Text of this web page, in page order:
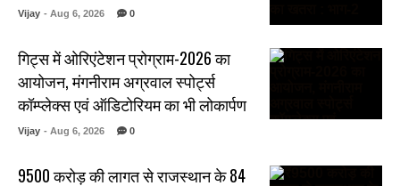
Vijay - Aug 6, 2026 0
गिट्स में ओरिएंटेशन प्रोग्राम-2026 का
आयोजन, मंगनीराम अग्रवाल स्पोर्ट्स
कॉम्प्लेक्स एवं ऑडिटोरियम का भी लोकार्पण
Vijay - Aug 6, 2026 0
₹9500 करोड़ की लागत से राजस्थान के 84